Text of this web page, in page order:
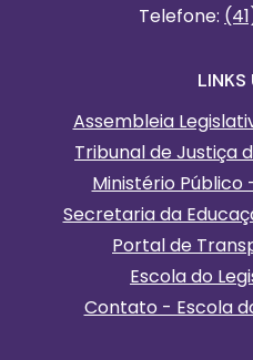
Telefone:
LINKS
Assembleia
Tribunal de Justiça
Ministério
Secretaria da
Portal de
Escola do
Contato - Escola